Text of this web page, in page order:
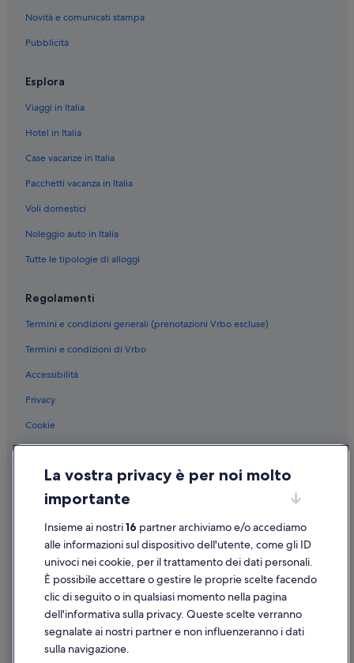
Novità e comunicati stampa
Pubblicità
Esplora
Viaggi in Italia
Hotel in Italia
Case vacanze in Italia
Pacchetti vacanza in Italia
Voli domestici
Noleggio auto in Italia
Tutte le tipologie di alloggi
Regolamenti
Termini e condizioni generali (prenotazioni Vrbo escluse)
Termini e condizioni di Vrbo
Accessibilità
Privacy
Cookie
Informazioni legali/Contatti
Linee guida sui contenuti e segnalazione dei contenuti
Supporto
Assistenza clienti
Contattaci
Come cancellare un volo
Come modificare la prenotazione di un hotel o una casa vacanze
La vostra privacy è per noi molto
importante
Insieme ai nostri16 partner archiviamo e/o accediamo
alle informazioni sul dispositivo dell'utente, come gli ID
univoci nei cookie, per il trattamento dei dati personali.
È possibile accettare o gestire le proprie scelte facendo
clic di seguito o in qualsiasi momento nella pagina
dell'informativa sulla privacy. Queste scelte verranno
segnalate ai nostri partner e non influenzeranno i dati
sulla navigazione.